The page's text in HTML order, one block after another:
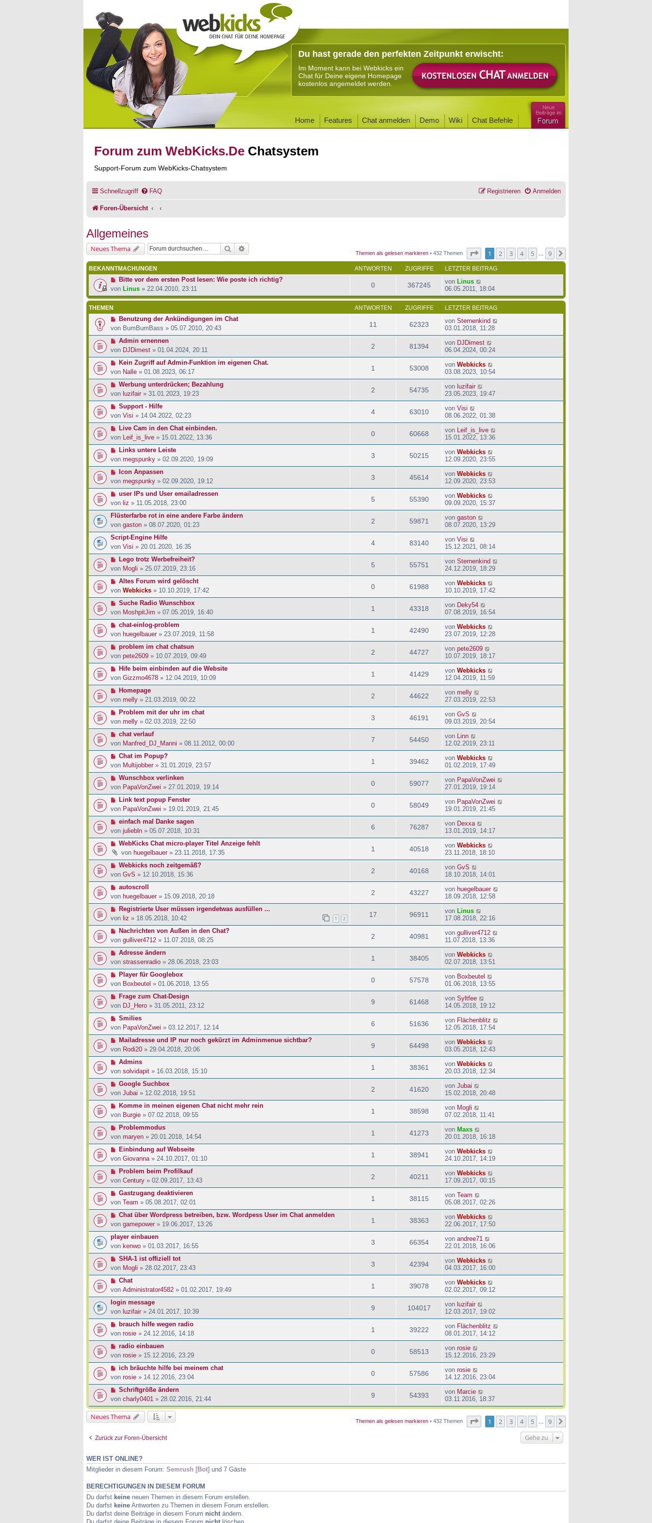
Du hast gerade den perfekten Zeitpunkt erwischt:
Im Moment kann bei Webkicks ein
Chat für Deine eigene Homepage
kostenlos angemeldet werden.
Home Features Chat anmelden Demo Wiki Chat Befehle
Forum zum WebKicks.De Chatsystem
Support-Forum zum WebKicks-Chatsystem
Schnellzugriff FAQ Anmelden
Registrieren
Foren-Übersicht
Allgemeines
Neues Thema Suche
Themen als gelesen markieren • 432 Themen Seite von9
1 2 3 4 5 9
BEKANNTMACHUNGEN ANTWORTEN ZUGRIFFE LETZTER BEITRAG
Bitte vor dem ersten Post lesen: Wie poste ich richtig?
von Linus » 22.04.2010, 23:11 0 367245 von Linus
06.05.2011, 18:04
THEMEN ANTWORTEN ZUGRIFFE LETZTER BEITRAG
Benutzung der Ankündigungen im Chat
von BumBumBass » 05.07.2010, 20:43 11 62323 von Sternenkind
03.01.2018, 11:28
Admin ernennen
von DJDimest » 01.04.2024, 20:11 2 81394 von DJDimest
06.04.2024, 00:24
Kein Zugriff auf Admin-Funktion im eigenen Chat.
von Nalle » 01.08.2023, 06:17 1 53008 von Webkicks
03.08.2023, 10:54
Werbung unterdrücken; Bezahlung
von luzifair » 31.01.2023, 19:23 2 54735 von luzifair
23.05.2023, 19:47
Support - Hilfe
von Visi » 14.04.2022, 02:23 4 63010 von Visi
08.06.2022, 01:38
Live Cam in den Chat einbinden.
von
Leif_is_live » 15.01.2022, 13:36 0 60668 von
Leif_is_live
15.01.2022, 13:36
Links untere Leiste
von megspunky » 02.09.2020, 19:09 3 50215 von Webkicks
12.09.2020, 23:55
Icon Anpassen
von megspunky » 02.09.2020, 19:12 3 45614 von Webkicks
12.09.2020, 23:53
user IPs und User emailadressen
von liz » 11.05.2018, 23:00 5 55390 von Webkicks
09.09.2020, 15:37
Flüsterfarbe rot in eine andere Farbe ändern
von gaston » 08.07.2020, 01:23 2 59871 von gaston
08.07.2020, 13:29
Script-Engine Hilfe
von Visi » 20.01.2020, 16:35 4 83140 von Visi
15.12.2021, 08:14
Lego trotz Werbefreiheit?
von Mogli » 25.07.2019, 23:16 5 55751 von Sternenkind
24.12.2019, 18:29
Altes Forum wird gelöscht
von Webkicks » 10.10.2019, 17:42 0 61988 von Webkicks
10.10.2019, 17:42
Suche Radio Wunschbox
von MoshpitJim » 07.05.2019, 16:40 1 43318 von Deky54
07.08.2019, 16:54
chat-einlog-problem
von huegelbauer» 23.07.2019, 11:58 1 42490 von Webkicks
23.07.2019, 12:28
problem im chat chatsun
von pete2609 » 10.07.2019, 09:49 2 44727 von pete2609
10.07.2019, 18:17
Hife beim einbinden auf die Website
von Gizzmo4678 » 12.04.2019, 10:09 1 41429 von Webkicks
12.04.2019, 11:59
Homepage
von melly » 21.03.2019, 00:22 2 44622 von melly
27.03.2019, 22:53
Problem mit der uhr im chat
von melly » 02.03.2019, 22:50 3 46191 von GvS
09.03.2019, 20:54
chat verlauf
von Manfred_DJ_Manni » 08.11.2012, 00:00 7 54450 von
Linn
12.02.2019, 23:11
Chat im Popup?
von Multijobber» 31.01.2019, 23:57 1 39462 von Webkicks
01.02.2019, 17:49
Wunschbox verlinken
von PapaVonZwei » 27.01.2019, 19:14 0 59077 von PapaVonZwei
27.01.2019, 19:14
Link text popup Fenster
von PapaVonZwei » 19.01.2019, 21:45 0 58049 von PapaVonZwei
19.01.2019, 21:45
einfach mal Danke sagen
von juliebln » 05.07.2018, 10:31 6 76287 von Dexxa
13.01.2019, 14:17
WebKicks Chat micro-player Titel Anzeige fehlt
von huegelbauer» 23.11.2018, 17:35 1 40518 von Webkicks
23.11.2018, 18:10
Webkicks noch zeitgemäß?
von GvS » 12.10.2018, 15:36 2 40168 von GvS
18.10.2018, 14:01
autoscroll
von huegelbauer» 15.09.2018, 20:18 2 43227 von huegelbauer
18.09.2018, 12:58
Registrierte User müssen irgendetwas ausfüllen ...
von liz » 18.05.2018, 10:42 1 2
17 96911 von Linus
17.08.2018, 22:16
Nachrichten von Außen in den Chat?
von gulliver4712 » 11.07.2018, 08:25 2 40981 von gulliver4712
11.07.2018, 13:36
Adresse ändern
von strassenradio » 28.06.2018, 23:03 1 38405 von Webkicks
02.07.2018, 13:51
Player für Googlebox
von Boxbeutel » 01.06.2018, 13:55 0 57578 von Boxbeutel
01.06.2018, 13:55
Frage zum Chat-Design
von DJ_Hero » 31.05.2011, 23:12 9 61468 von Syltfee
14.05.2018, 19:12
Smilies
von PapaVonZwei » 03.12.2017, 12:14 6 51636 von Flächenblitz
12.05.2018, 17:54
Mailadresse und IP nur noch gekürzt im Adminmenue sichtbar?
von Rodi20 » 29.04.2018, 20:06 9 64498 von Webkicks
03.05.2018, 12:43
Admins
von solvidapit » 16.03.2018, 15:10 1 38361 von Webkicks
20.03.2018, 12:34
Google Suchbox
von Jubai » 12.02.2018, 19:51 2 41620 von Jubai
15.02.2018, 20:48
Komme in meinen eigenen Chat nicht mehr rein
von Burgie » 07.02.2018, 09:55 1 38598 von Mogli
07.02.2018, 11:41
Problemmodus
von maryen » 20.01.2018, 14:54 1 41273 von Maxs
20.01.2018, 16:18
Einbindung auf Webseite
von Giovanna » 24.10.2017, 01:10 1 38941 von Webkicks
24.10.2017, 14:19
Problem beim Profilkauf
von Century » 02.09.2017, 13:43 2 40211 von Webkicks
17.09.2017, 00:15
Gastzugang deaktivieren
von Team » 05.08.2017, 02:01 1 38115 von Team
05.08.2017, 02:26
Chat über Wordpress betreiben, bzw. Wordpess User im Chat anmelden
von gamepower » 19.06.2017, 13:26 1 38363 von Webkicks
22.06.2017, 17:50
player einbauen
von kenwo » 01.03.2017, 16:55 3 66354 von andree71
22.01.2018, 16:06
SHA-1 ist offiziell tot
von Mogli » 28.02.2017, 23:43 3 42394 von Webkicks
04.03.2017, 16:00
Chat
von Administrator4582 » 01.02.2017, 19:49 1 39078 von Webkicks
02.02.2017, 09:12
login message
von luzifair » 24.01.2017, 10:39 9 104017 von luzifair
12.03.2017, 19:02
brauch hilfe wegen radio
von rosie » 24.12.2016, 14:18 1 39222 von Flächenblitz
08.01.2017, 14:12
radio einbauen
von rosie » 15.12.2016, 23:29 0 58513 von rosie
15.12.2016, 23:29
ich bräuchte hilfe bei meinem chat
von rosie » 14.12.2016, 23:04 0 57586 von rosie
14.12.2016, 23:04
Schriftgröße ändern
von charly0401 » 28.02.2016, 21:44 9 54393 von Marcie
03.11.2016, 18:37
Neues Thema Themen als gelesen markieren • 432 Themen Seite von9
1 2 3 4 5 9
Zurück zur Foren-Übersicht Gehe zu
WER IST ONLINE?
Mitglieder in diesem Forum: Semrush [Bot] und 7 Gäste
BERECHTIGUNGEN IN DIESEM FORUM
Du darfst keine neuen Themen in diesem Forum erstellen.
Du darfst keine Antworten zu Themen in diesem Forum erstellen.
Du darfst deine Beiträge in diesem Forum nicht ändern.